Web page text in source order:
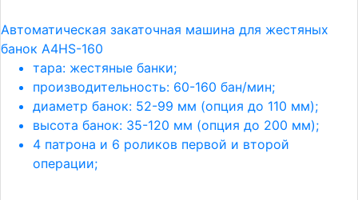
Автоматическая закаточная машина для жестяных
банок A4HS-160
тара: жестяные банки;
производительность: 60-160 бан/мин;
диаметр банок: 52-99 мм (опция до 110 мм);
высота банок: 35-120 мм (опция до 200 мм);
4 патрона и 6 роликов первой и второй
операции;